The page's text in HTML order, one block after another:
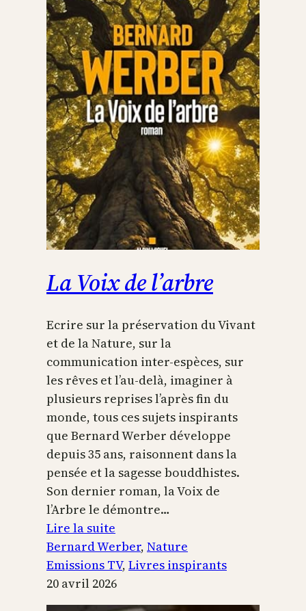
La Voix de l’arbre
Ecrire sur la préservation du Vivant
et de la Nature, sur la
communication inter-espèces, sur
les rêves et l’au-delà, imaginer à
plusieurs reprises l’après fin du
monde, tous ces sujets inspirants
que Bernard Werber développe
depuis 35 ans, raisonnent dans la
pensée et la sagesse bouddhistes.
Son dernier roman, la Voix de
l’Arbre le démontre…
Lire la suite
La
Voix
de
l’arbre
Bernard Werber, Nature
Emissions TV, Livres inspirants
20 avril 2026